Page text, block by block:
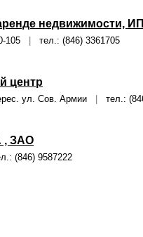
недвижимости,
105 тел.: (846) 3361705
центр
ул. Сов. Армии тел.:
, ЗАО
(846) 9587222